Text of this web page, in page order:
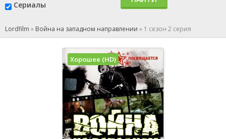
Сериалы
Lordfilm » Война на западном направлении » 1 сезон 2 серия
Хорошее (HD)